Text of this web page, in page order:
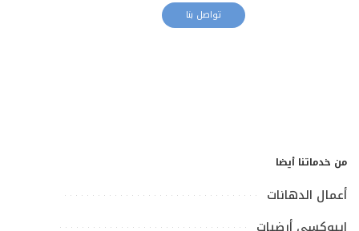
تواصل بنا
من خدماتنا أيضا
أعمال الدهانات